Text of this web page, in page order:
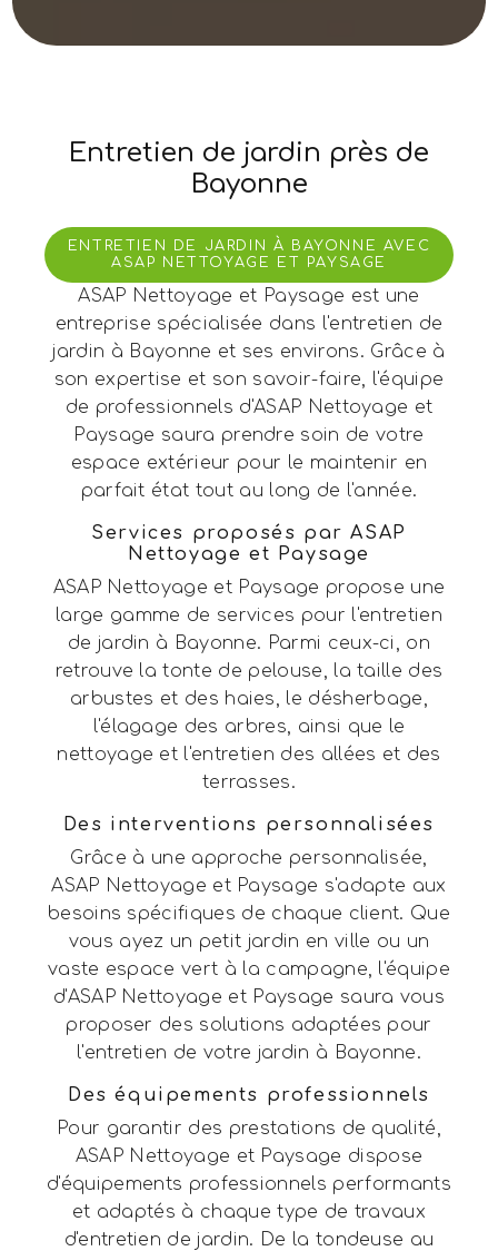
Entretien de jardin près de
Bayonne
ENTRETIEN DE JARDIN À BAYONNE AVEC
ASAP NETTOYAGE ET PAYSAGE
ASAP Nettoyage et Paysage est une
entreprise spécialisée dans l'entretien de
jardin à Bayonne et ses environs. Grâce à
son expertise et son savoir-faire, l'équipe
de professionnels d'ASAP Nettoyage et
Paysage saura prendre soin de votre
espace extérieur pour le maintenir en
parfait état tout au long de l'année.
Services proposés par ASAP
Nettoyage et Paysage
ASAP Nettoyage et Paysage propose une
large gamme de services pour l'entretien
de jardin à Bayonne. Parmi ceux-ci, on
retrouve la tonte de pelouse, la taille des
arbustes et des haies, le désherbage,
l'élagage des arbres, ainsi que le
nettoyage et l'entretien des allées et des
terrasses.
Des interventions personnalisées
Grâce à une approche personnalisée,
ASAP Nettoyage et Paysage s'adapte aux
besoins spécifiques de chaque client. Que
vous ayez un petit jardin en ville ou un
vaste espace vert à la campagne, l'équipe
d'ASAP Nettoyage et Paysage saura vous
proposer des solutions adaptées pour
l'entretien de votre jardin à Bayonne.
Des équipements professionnels
Pour garantir des prestations de qualité,
ASAP Nettoyage et Paysage dispose
d'équipements professionnels performants
et adaptés à chaque type de travaux
d'entretien de jardin. De la tondeuse au